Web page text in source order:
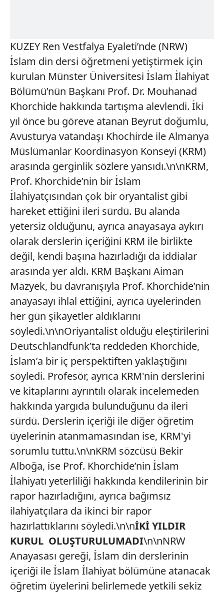
KUZEY Ren Vestfalya Eyaleti’nde (NRW)
İslam din dersi öğretmeni yetiştirmek için
kurulan Münster Üniversitesi İslam İlahiyat
Bölümü’nün Başkanı Prof. Dr. Mouhanad
Khorchide hakkında tartışma alevlendi. İki
yıl önce bu göreve atanan Beyrut doğumlu,
Avusturya vatandaşı Khochirde ile Almanya
Müslümanlar Koordinasyon Konseyi (KRM)
arasında gerginlik sözlere yansıdı.\n\nKRM,
Prof. Khorchide’nin bir İslam
İlahiyatçısından çok bir oryantalist gibi
hareket ettiğini ileri sürdü. Bu alanda
yetersiz olduğunu, ayrıca anayasaya aykırı
olarak derslerin içeriğini KRM ile birlikte
değil, kendi başına hazırladığı da iddialar
arasında yer aldı. KRM Başkanı Aiman
Mazyek, bu davranışıyla Prof. Khorchide’nin
anayasayı ihlal ettiğini, ayrıca üyelerinden
her gün şikayetler aldıklarını
söyledi.\n\nOriyantalist olduğu eleştirilerini
Deutschlandfunk’ta reddeden Khorchide,
İslam’a bir iç perspektiften yaklaştığını
söyledi. Profesör, ayrıca KRM'nin derslerini
ve kitaplarını ayrıntılı olarak incelemeden
hakkında yargıda bulunduğunu da ileri
sürdü. Derslerin içeriği ile diğer öğretim
üyelerinin atanmamasından ise, KRM'yi
sorumlu tuttu.\n\nKRM sözcüsü Bekir
Alboğa, ise Prof. Khorchide’nin İslam
İlahiyatı yeterliliği hakkında kendilerinin bir
rapor hazırladığını, ayrıca bağımsız
ilahiyatçılara da ikinci bir rapor
hazırlattıklarını söyledi.\n\nİKİ YILDIR
KURUL OLUŞTURULUMADI\n\nNRW
Anayasası gereği, İslam din derslerinin
içeriği ile İslam İlahiyat bölümüne atanacak
öğretim üyelerini belirlemede yetkili sekiz